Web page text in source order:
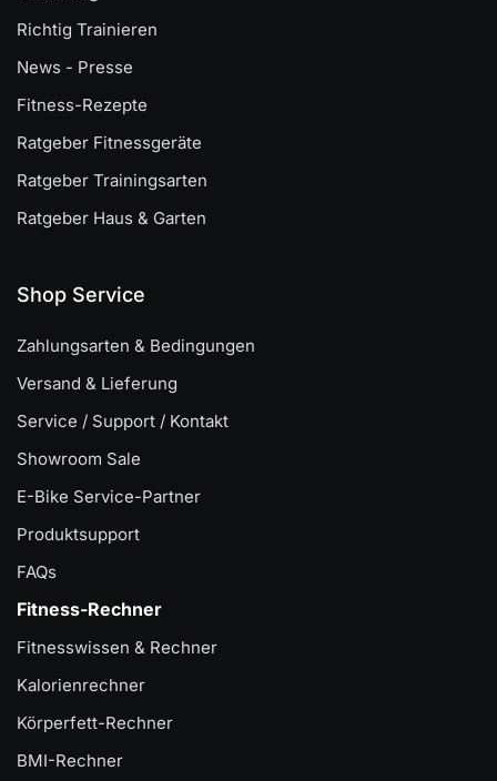
Richtig Trainieren
News - Presse
Fitness-Rezepte
Ratgeber Fitnessgeräte
Ratgeber Trainingsarten
Ratgeber Haus & Garten
Shop Service
Zahlungsarten & Bedingungen
Versand & Lieferung
Service / Support / Kontakt
Showroom Sale
E-Bike Service-Partner
Produktsupport
FAQs
Fitness-Rechner
Fitnesswissen & Rechner
Kalorienrechner
Körperfett-Rechner
BMI-Rechner